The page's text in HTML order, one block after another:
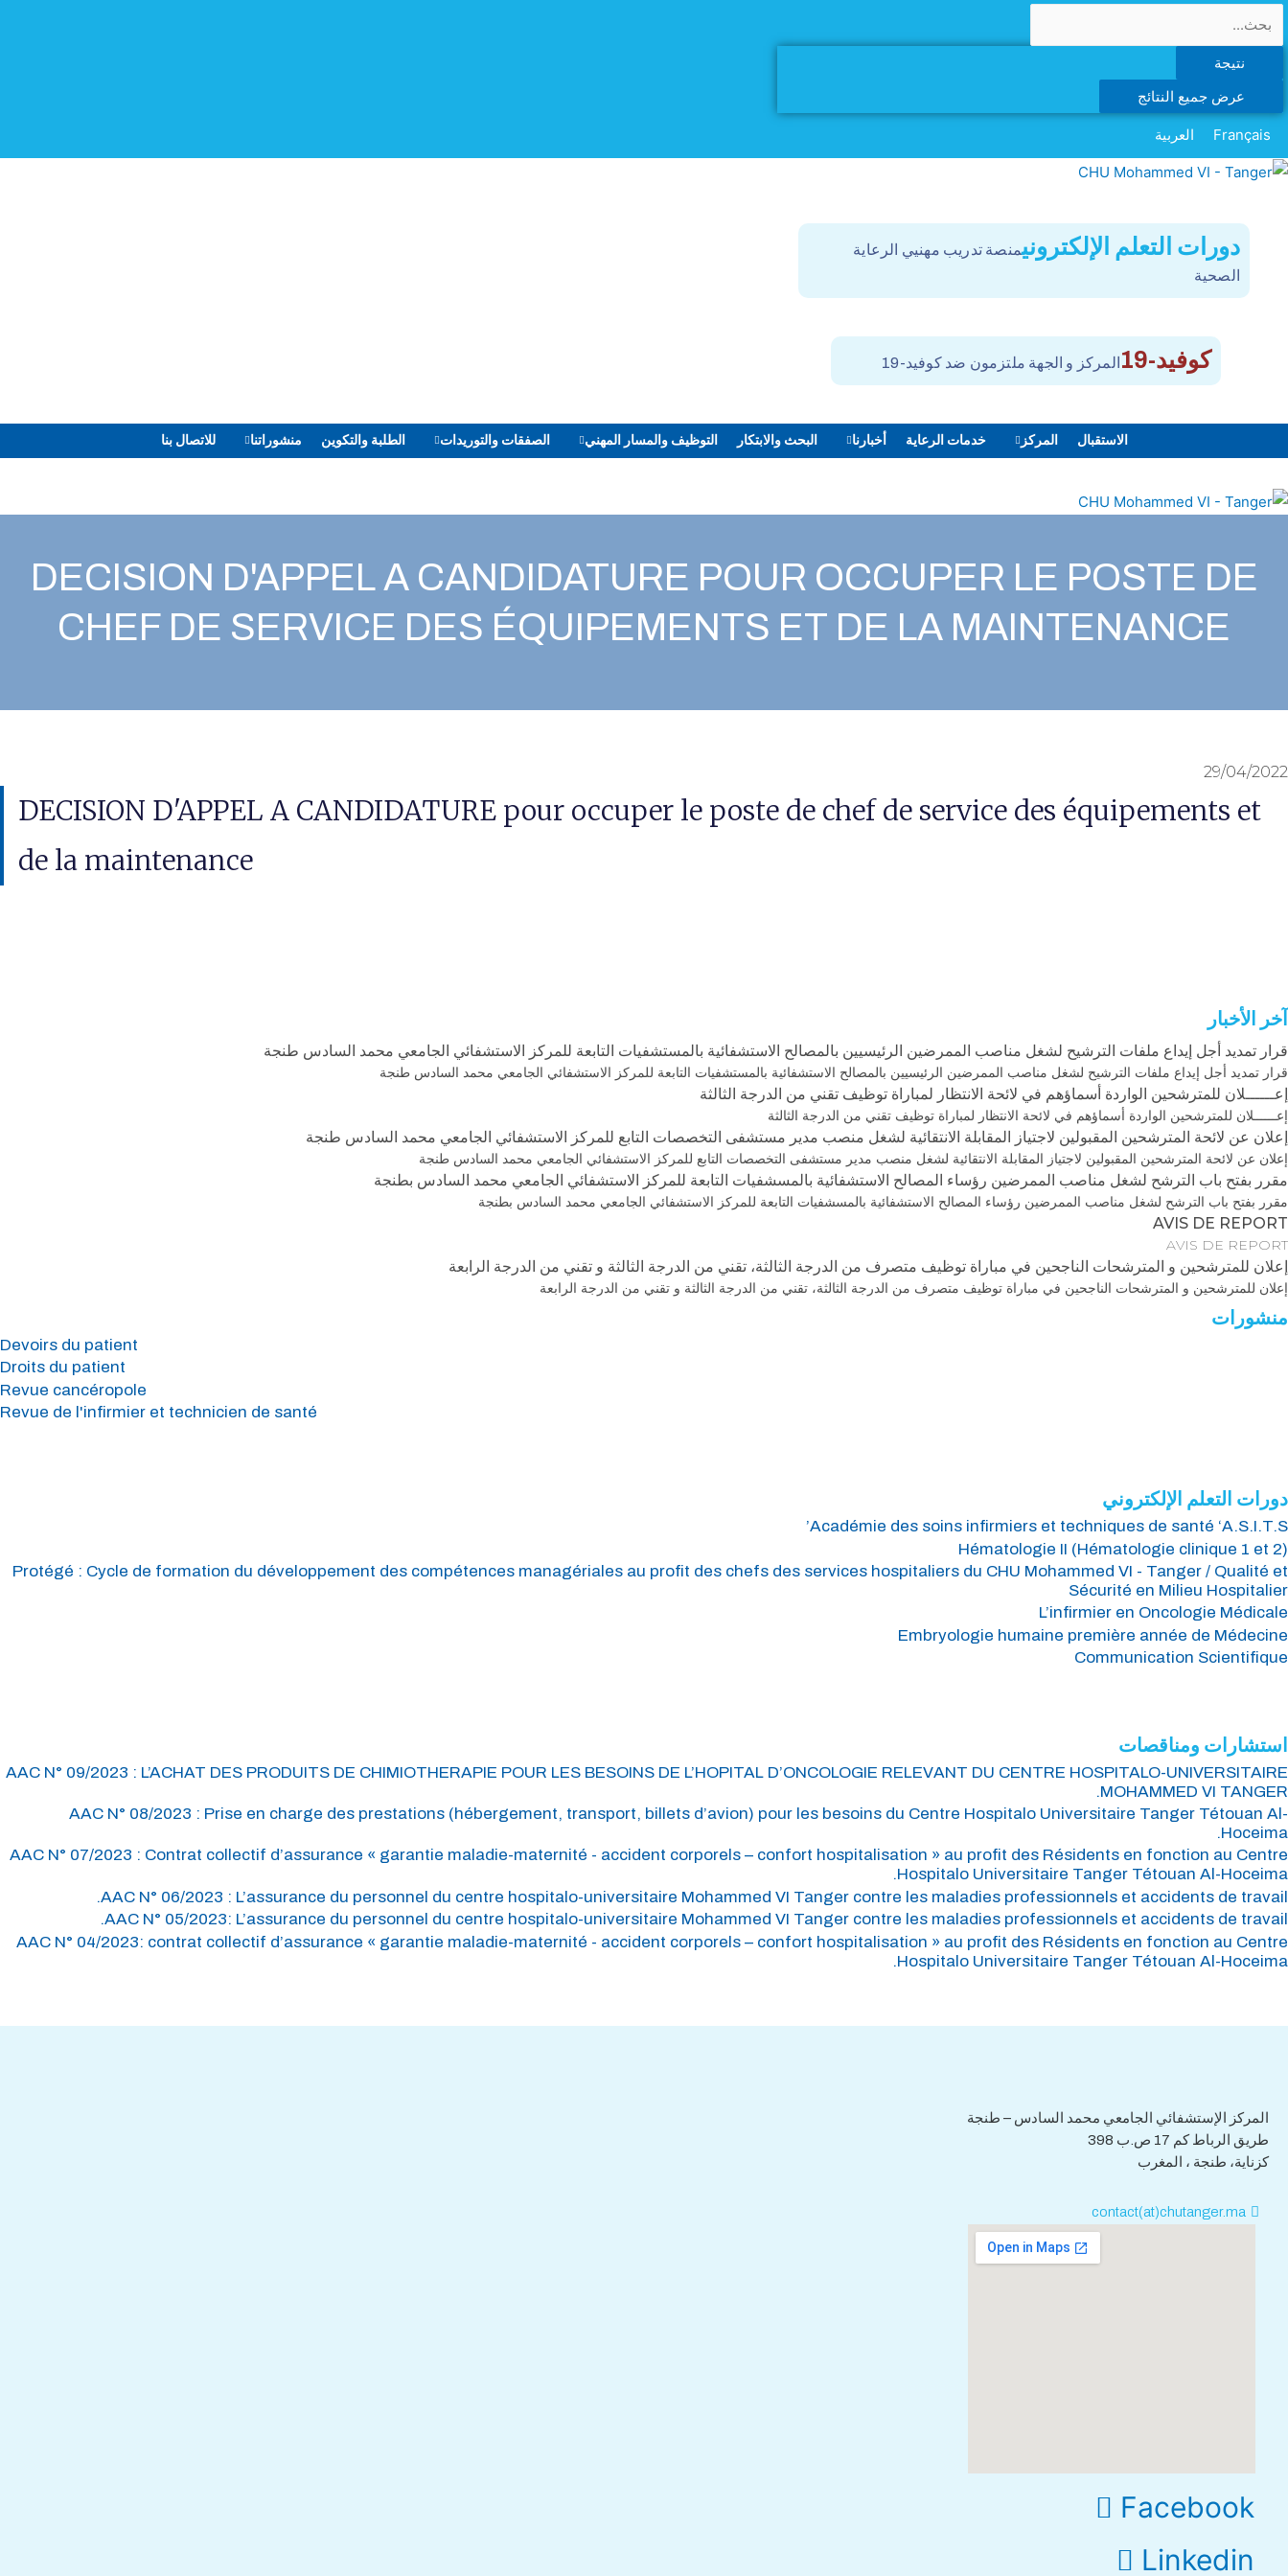
نتيجة
عرض جميع النتائج
Français العربية
دورات التعلم الإلكترونيمنصة تدريب مهنيي الرعاية
الصحية
كوفيد-19 المركز و الجهة ملتزمون ضد كوفيد-19
الاستقبال المركز خدمات الرعاية أخبارنا البحث والابتكار التوظيف والمسار المهني الصفقات والتوريدات الطلبة والتكوين منشوراتنا للاتصال بنا
DECISION D'APPEL A CANDIDATURE POUR OCCUPER LE POSTE DE
CHEF DE SERVICE DES ÉQUIPEMENTS ET DE LA MAINTENANCE
29/04/2022
DECISION D'APPEL A CANDIDATURE pour occuper le poste de chef de service des équipements et
de la maintenance
آخر الأخبار
قرار تمديد أجل إيداع ملفات الترشيح لشغل مناصب الممرضين الرئيسيين بالمصالح الاستشفائية بالمستشفيات التابعة للمركز الاستشفائي الجامعي محمد السادس طنجة
قرار تمديد أجل إيداع ملفات الترشيح لشغل مناصب الممرضين الرئيسيين بالمصالح الاستشفائية بالمستشفيات التابعة للمركز الاستشفائي الجامعي محمد السادس طنجة
إعــــــلان للمترشحين الواردة أسماؤهم في لائحة الانتظار لمباراة توظيف تقني من الدرجة الثالثة
إعــــــلان للمترشحين الواردة أسماؤهم في لائحة الانتظار لمباراة توظيف تقني من الدرجة الثالثة
إعلان عن لائحة المترشحين المقبولين لاجتياز المقابلة الانتقائية لشغل منصب مدير مستشفى التخصصات التابع للمركز الاستشفائي الجامعي محمد السادس طنجة
إعلان عن لائحة المترشحين المقبولين لاجتياز المقابلة الانتقائية لشغل منصب مدير مستشفى التخصصات التابع للمركز الاستشفائي الجامعي محمد السادس طنجة
مقرر بفتح باب الترشح لشغل مناصب الممرضين رؤساء المصالح الاستشفائية بالمسشفيات التابعة للمركز الاستشفائي الجامعي محمد السادس بطنجة
مقرر بفتح باب الترشح لشغل مناصب الممرضين رؤساء المصالح الاستشفائية بالمسشفيات التابعة للمركز الاستشفائي الجامعي محمد السادس بطنجة
AVIS DE REPORT
AVIS DE REPORT
إعلان للمترشحين و المترشحات الناجحين في مباراة توظيف متصرف من الدرجة الثالثة، تقني من الدرجة الثالثة و تقني من الدرجة الرابعة
إعلان للمترشحين و المترشحات الناجحين في مباراة توظيف متصرف من الدرجة الثالثة، تقني من الدرجة الثالثة و تقني من الدرجة الرابعة
منشورات
Devoirs du patient
Droits du patient
Revue cancéropole
Revue de l'infirmier et technicien de santé
دورات التعلم الإلكتروني
Académie des soins infirmiers et techniques de santé ‘A.S.I.T.S’
Hématologie II (Hématologie clinique 1 et 2)
Protégé : Cycle de formation du développement des compétences managériales au profit des chefs des services hospitaliers du CHU Mohammed VI - Tanger / Qualité et
Sécurité en Milieu Hospitalier
L’infirmier en Oncologie Médicale
Embryologie humaine première année de Médecine
Communication Scientifique
استشارات ومناقصات
AAC N° 09/2023 : L’ACHAT DES PRODUITS DE CHIMIOTHERAPIE POUR LES BESOINS DE L’HOPITAL D’ONCOLOGIE RELEVANT DU CENTRE HOSPITALO-UNIVERSITAIRE
MOHAMMED VI TANGER.
AAC N° 08/2023 : Prise en charge des prestations (hébergement, transport, billets d’avion) pour les besoins du Centre Hospitalo Universitaire Tanger Tétouan Al-
Hoceima.
AAC N° 07/2023 : Contrat collectif d’assurance « garantie maladie-maternité - accident corporels – confort hospitalisation » au profit des Résidents en fonction au Centre
Hospitalo Universitaire Tanger Tétouan Al-Hoceima.
AAC N° 06/2023 : L’assurance du personnel du centre hospitalo-universitaire Mohammed VI Tanger contre les maladies professionnels et accidents de travail.
AAC N° 05/2023: L’assurance du personnel du centre hospitalo-universitaire Mohammed VI Tanger contre les maladies professionnels et accidents de travail.
AAC N° 04/2023: contrat collectif d’assurance « garantie maladie-maternité - accident corporels – confort hospitalisation » au profit des Résidents en fonction au Centre
Hospitalo Universitaire Tanger Tétouan Al-Hoceima.
المركز الإستشفائي الجامعي محمد السادس – طنجة
طريق الرباط كم 17 ص.ب 398
كزناية، طنجة ، المغرب
contact(at)chutanger.ma
Facebook
Linkedin